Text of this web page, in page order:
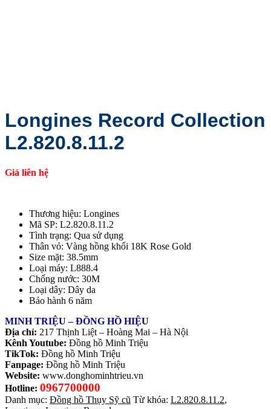
Longines Record Collection
L2.820.8.11.2
Giá liên hệ
Thương hiệu: Longines
Mã SP: L2.820.8.11.2
Tình trạng: Qua sử dụng
Thân vỏ: Vàng hồng khối 18K Rose Gold
Size mặt: 38.5mm
Loại máy: L888.4
Chống nước: 30M
Loại dây: Dây da
Bảo hành 6 năm
MINH TRIỆU – ĐỒNG HỒ HIỆU
Địa chỉ: 217 Thịnh Liệt – Hoàng Mai – Hà Nội
Kênh Youtube: Đồng hồ Minh Triệu
TikTok: Đồng hồ Minh Triệu
Fanpage: Đồng hồ Minh Triệu
Website: www.donghominhtrieu.vn
Hotline: 0967700000
Danh mục: Đồng hồ Thụy Sỹ cũ Từ khóa: L2.820.8.11.2,